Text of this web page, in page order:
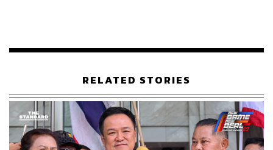
RELATED STORIES